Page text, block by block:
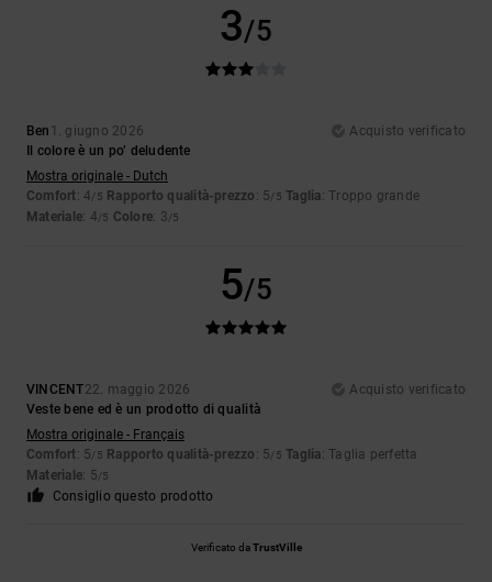
3/5
Ben 1. giugno 2026
Acquisto verificato
Il colore è un po’ deludente
Mostra originale - Dutch
Comfort: 4/5 Rapporto qualità-prezzo : 5/5 Taglia: Troppo grande
Materiale: 4/5 Colore: 3/5
5/5
VINCENT22. maggio 2026
Acquisto verificato
Veste bene ed è un prodotto di qualità
Mostra originale - Français
Comfort: 5/5 Rapporto qualità-prezzo : 5/5 Taglia: Taglia perfetta
Materiale: 5/5
Consiglio questo prodotto
Verificato daTrustVille